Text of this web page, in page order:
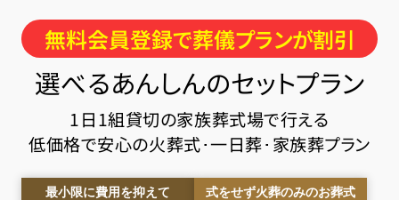
無料会員登録で葬儀プランが割引
選べるあんしんのセットプラン
1日1組貸切の家族葬式場で行える
低価格で安心の火葬式･一日葬･家族葬プラン
最小限に費用を抑えて 式をせず火葬のみのお葬式